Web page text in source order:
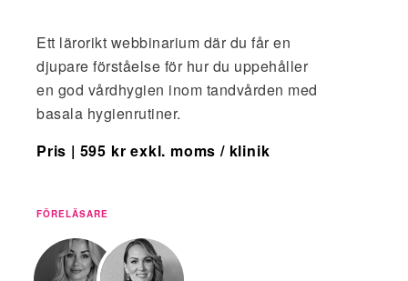
Ett lärorikt webbinarium där du får en
djupare förståelse för hur du uppehåller
en god vårdhygien inom tandvården med
basala hygienrutiner.
Pris | 595 kr exkl. moms / klinik
FÖRELÄSARE